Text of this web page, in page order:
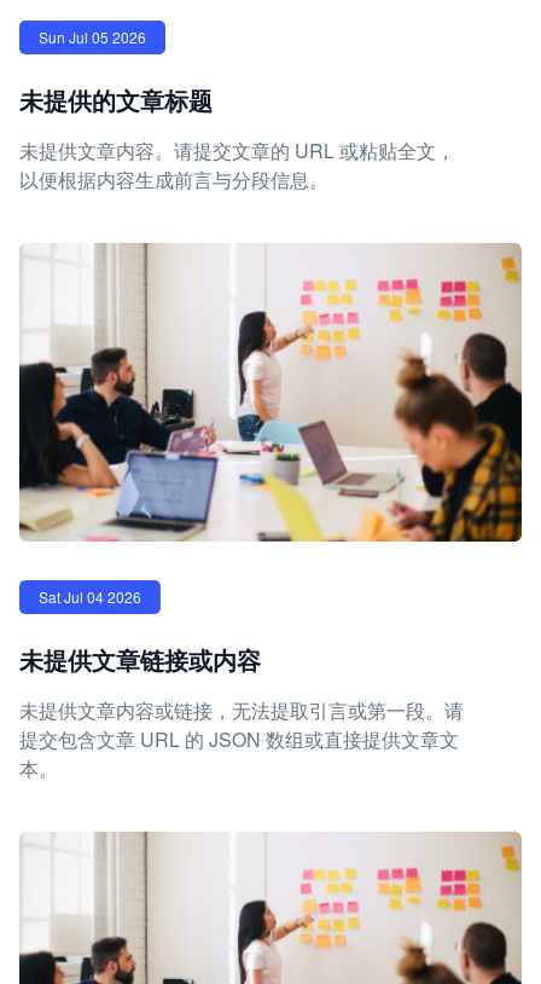
Sun Jul 05 2026
未提供的文章标题
未提供文章内容。请提交文章的 URL 或粘贴全文，
以便根据内容生成前言与分段信息。
Sat Jul 04 2026
未提供文章链接或内容
未提供文章内容或链接，无法提取引言或第一段。请
提交包含文章 URL 的 JSON 数组或直接提供文章文
本。